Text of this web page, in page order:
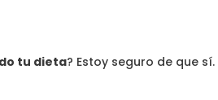
tu dieta? Estoy seguro de que